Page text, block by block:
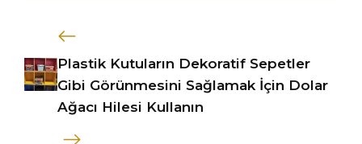
Plastik Kutuların Dekoratif Sepetler
Gibi Görünmesini Sağlamak İçin Dolar
Ağacı Hilesi Kullanın